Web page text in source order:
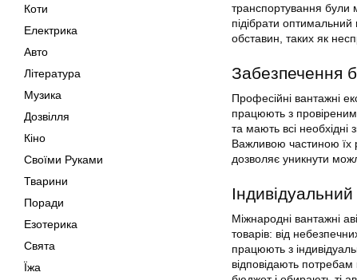
Коти
Електрика
Авто
Література
Музика
Дозвілля
Кіно
Своїми Руками
Тварини
Поради
Езотерика
Свята
Їжа
транспортування були
підібрати
обставин, таких як
Забезпечення
Професійні вантажні
працюють з
та мають всі
Важливою частиною їх
дозволяє уникнути
Індивідуальний
Міжнародні вантажні
товарів: від
працюють з
відповідають потребам